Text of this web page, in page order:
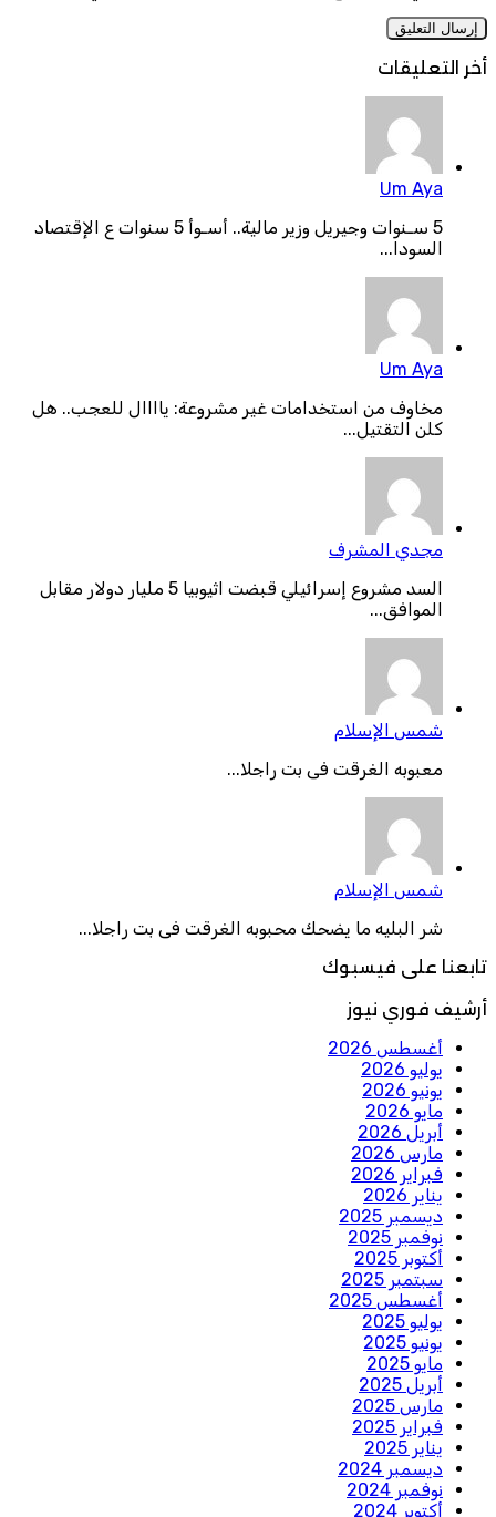
أخر التعليقات
Um Aya
5 سـنوات وجيريل وزير مالية.. أسـوأ 5 سنوات ع الإقتصاد
السودا...
Um Aya
مخاوف من استخدامات غير مشروعة: ياااال للعجب.. هل
كلن التقتيل...
مجدي المشرف
السد مشروع إسرائيلي قبضت اثيوبيا 5 مليار دولار مقابل
الموافق...
شمس الإسلام
معبوبه الغرقت فى بت راجلا...
شمس الإسلام
شر البليه ما يضحك محبوبه الغرقت فى بت راجلا...
تابعنا على فيسبوك
أرشيف فوري نيوز
أغسطس 2026
يوليو 2026
يونيو 2026
مايو 2026
أبريل 2026
مارس 2026
فبراير 2026
يناير 2026
ديسمبر 2025
نوفمبر 2025
أكتوبر 2025
سبتمبر 2025
أغسطس 2025
يوليو 2025
يونيو 2025
مايو 2025
أبريل 2025
مارس 2025
فبراير 2025
يناير 2025
ديسمبر 2024
نوفمبر 2024
أكتوبر 2024